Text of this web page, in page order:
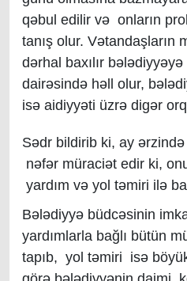
qəbul edilir və onların
tanış olur. Vətandaşların
dərhal baxılır
dairəsində həll olur,
isə aidiyyəti üzrə digər
Sədr bildirib ki, ay
nəfər müraciət edir ki,
yardım və yol təmiri ilə
Bələdiyyə büdcəsinin
yardımlarla bağlı bütün
tapıb, yol təmiri isə